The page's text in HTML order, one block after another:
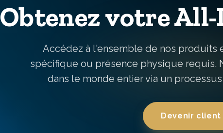
Obtenez votre
Accédez à l'ensemble de nos produits
spécifique ou présence physique requis.
dans le monde entier via un
Devenir client